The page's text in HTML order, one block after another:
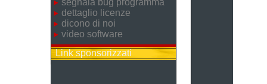
segnala bug programma
dettaglio licenze
dicono di noi
video software
Link sponsorizzati